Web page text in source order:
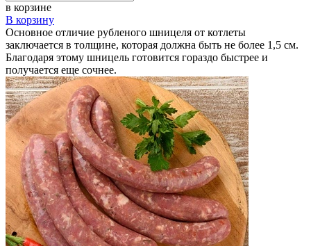
в корзине
В корзину
Основное отличие рубленого шницеля от котлеты
заключается в толщине, которая должна быть не более 1,5 см.
Благодаря этому шницель готовится гораздо быстрее и
получается еще сочнее.